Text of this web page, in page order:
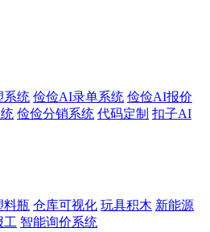
系统 俭俭AI录单系统 俭俭AI报价
俭俭分销系统 代码定制 扣子AI
料瓶 仓库可视化 玩具积木 新能源
工 智能询价系统